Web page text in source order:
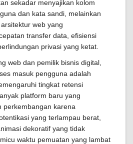
sekadar menyajikan kolom
dan kata sandi, melainkan
web yang
transfer data, efisiensi
privasi yang ketat.
web dan pemilik bisnis digital,
masuk pengguna adalah
tingkat retensi
platform baru yang
perkembangan karena
yang terlampau berat,
dekoratif yang tidak
waktu pemuatan yang lambat